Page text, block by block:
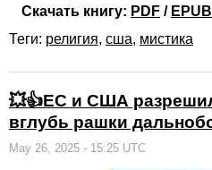
Скачать книгу: PDF / EPUB
Теги: религия, сша, мистика
💥👍ЕС и США
вглубь рашки
May 26, 2025 - 15:25 UTC